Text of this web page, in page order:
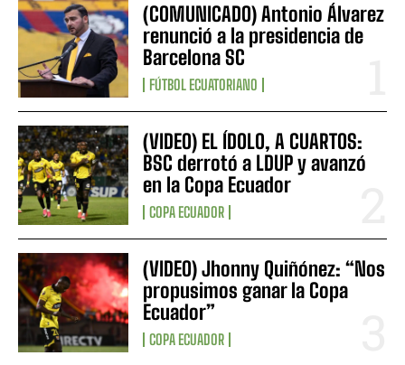
(COMUNICADO) Antonio Álvarez
renunció a la presidencia de
Barcelona SC
FÚTBOL ECUATORIANO
(VIDEO) EL ÍDOLO, A CUARTOS:
BSC derrotó a LDUP y avanzó
en la Copa Ecuador
COPA ECUADOR
(VIDEO) Jhonny Quiñónez: “Nos
propusimos ganar la Copa
Ecuador”
COPA ECUADOR